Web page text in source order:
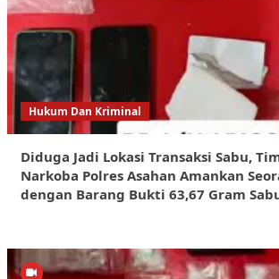
Hukum Dan Kriminal
Diduga Jadi Lokasi Transaksi Sabu,
Narkoba Polres Asahan Amankan
dengan Barang Bukti 63,67 Gram